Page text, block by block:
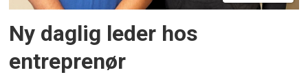
Ny daglig leder hos
entreprenør